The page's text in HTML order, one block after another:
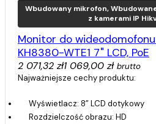
Wbudowany mikrofon,
z kamerami IP
Monitor do
KH8380-WTE1 7" LCD, PoE
2 071,32 zł1 069,00 zł brutto
Najważniejsze cechy produktu:
Wyświetlacz: 8” LCD dotykowy
Rozdzielczość obrazu: HD